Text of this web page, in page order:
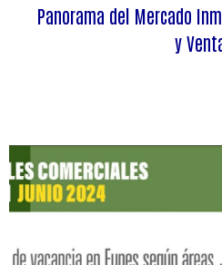
Panorama del Mercado
y